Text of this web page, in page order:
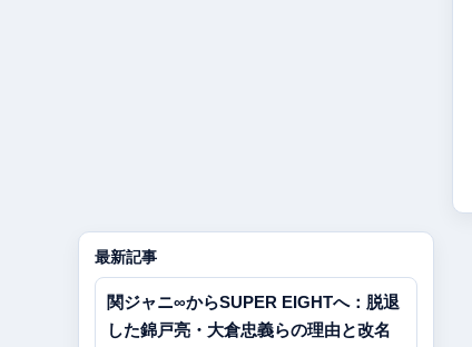
最新記事
関ジャニ∞からSUPER EIGHTへ：脱退
した錦戸亮・大倉忠義らの理由と改名